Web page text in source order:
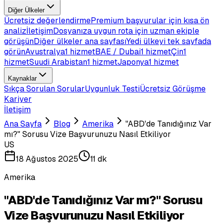
Diğer Ülkeler
Ücretsiz değerlendirmePremium başvurular için kısa ön
analizİletişimDosyanıza uygun rota için uzman ekiple
görüşünDiğer ülkeler ana sayfasıYedi ülkeyi tek sayfada
görünAvustralya1 hizmetBAE / Dubai1 hizmetÇin1
hizmetSuudi Arabistan1 hizmetJaponya1 hizmet
Kaynaklar
Sıkça Sorulan SorularUygunluk TestiÜcretsiz Görüşme
Kariyer
İletişim
Ana Sayfa
Blog Amerika
"ABD'de Tanıdığınız Var
mı?" Sorusu Vize Başvurunuzu Nasıl Etkiliyor
US
18 Ağustos 2025
11 dk
Amerika
"ABD'de Tanıdığınız Var mı?" Sorusu
Vize Başvurunuzu Nasıl Etkiliyor